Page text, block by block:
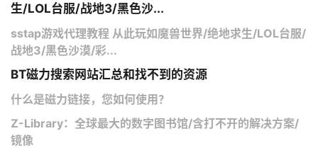
生/LOL台服/战地3/黑色沙...
sstap游戏代理教程 从此玩如魔兽世界/绝地求生/LOL台服/
战地3/黑色沙漠/彩...
BT磁力搜索网站汇总和找不到的资源
什么是磁力链接，您如何使用？
Z-Library：全球最大的数字图书馆/含打不开的解决方案/
镜像